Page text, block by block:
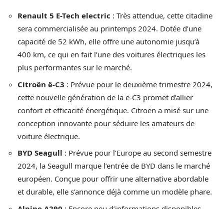
Renault 5 E-Tech electric : Très attendue, cette citadine
sera commercialisée au printemps 2024. Dotée d’une
capacité de 52 kWh, elle offre une autonomie jusqu’à
400 km, ce qui en fait l’une des voitures électriques les
plus performantes sur le marché.
Citroën ë-C3 : Prévue pour le deuxième trimestre 2024,
cette nouvelle génération de la ë-C3 promet d’allier
confort et efficacité énergétique. Citroën a misé sur une
conception innovante pour séduire les amateurs de
voiture électrique.
BYD Seagull : Prévue pour l’Europe au second semestre
2024, la Seagull marque l’entrée de BYD dans le marché
européen. Conçue pour offrir une alternative abordable
et durable, elle s’annonce déjà comme un modèle phare.